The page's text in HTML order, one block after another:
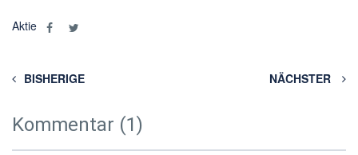
Aktie
BISHERIGE NÄCHSTER
Kommentar (1)